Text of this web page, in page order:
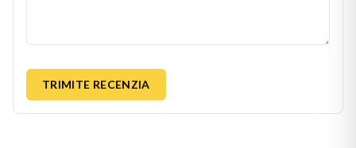
TRIMITE RECENZIA